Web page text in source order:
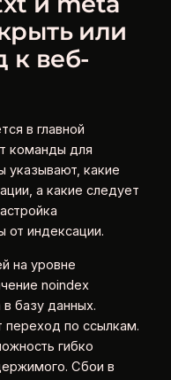
или
к веб-
в главной
команды для
указывают, какие
а какие следует
от индексации.
на уровне
noindex
базу данных.
переход по ссылкам.
гибко
Сбои в